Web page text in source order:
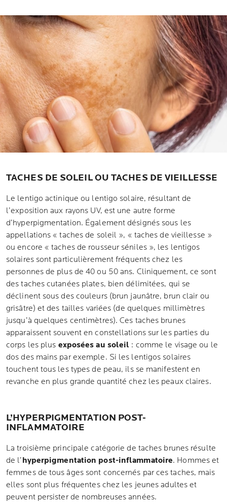
TACHES DE SOLEIL OU TACHES DE VIEILLESSE
Le lentigo actinique ou lentigo solaire, résultant de
l’exposition aux rayons UV, est une autre forme
d’hyperpigmentation. Également désignés sous les
appellations « taches de soleil », « taches de vieillesse »
ou encore « taches de rousseur séniles », les lentigos
solaires sont particulièrement fréquents chez les
personnes de plus de 40 ou 50 ans. Cliniquement, ce sont
des taches cutanées plates, bien délimitées, qui se
déclinent sous des couleurs (brun jaunâtre, brun clair ou
grisâtre) et des tailles variées (de quelques millimètres
jusqu’à quelques centimètres). Ces taches brunes
apparaissent souvent en constellations sur les parties du
corps les plus exposées au soleil : comme le visage ou le
dos des mains par exemple. Si les lentigos solaires
touchent tous les types de peau, ils se manifestent en
revanche en plus grande quantité chez les peaux claires.
L’HYPERPIGMENTATION POST-
INFLAMMATOIRE
La troisième principale catégorie de taches brunes résulte
de l’hyperpigmentation post-inflammatoire. Hommes et
femmes de tous âges sont concernés par ces taches, mais
elles sont plus fréquentes chez les jeunes adultes et
peuvent persister de nombreuses années.